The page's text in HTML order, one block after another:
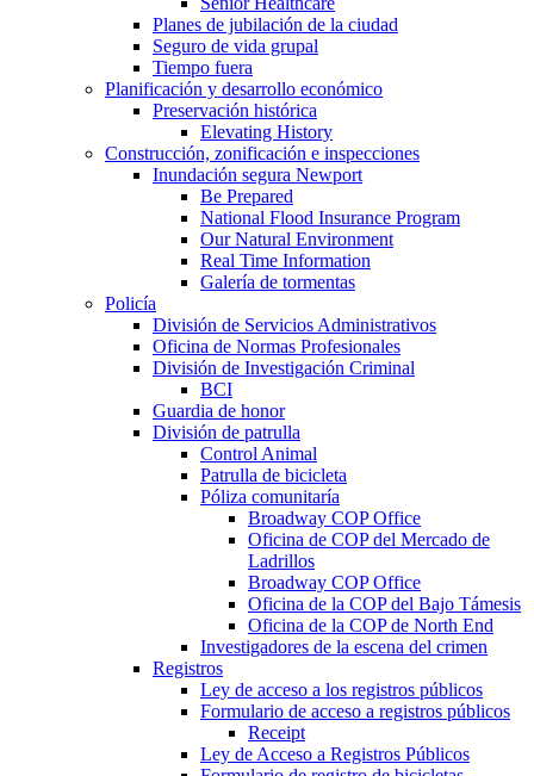
Planes de jubilación de la ciudad
Seguro de vida grupal
Tiempo fuera
Planificación y desarrollo económico
Preservación histórica
Elevating History
Construcción, zonificación e inspecciones
Inundación segura Newport
Be Prepared
National Flood Insurance Program
Our Natural Environment
Real Time Information
Galería de tormentas
Policía
División de Servicios Administrativos
Oficina de Normas Profesionales
División de Investigación Criminal
BCI
Guardia de honor
División de patrulla
Control Animal
Patrulla de bicicleta
Póliza comunitaría
Broadway COP Office
Oficina de COP del Mercado de
Ladrillos
Broadway COP Office
Oficina de la COP del Bajo Támesis
Oficina de la COP de North End
Investigadores de la escena del crimen
Registros
Ley de acceso a los registros públicos
Formulario de acceso a registros públicos
Receipt
Ley de Acceso a Registros Públicos